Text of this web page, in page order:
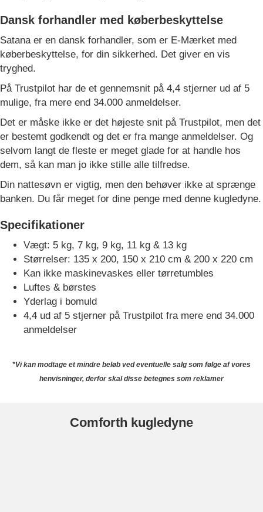
Dansk forhandler med køberbeskyttelse
Satana er en dansk forhandler, som er E-Mærket med
køberbeskyttelse, for din sikkerhed. Det giver en vis
tryghed.
På Trustpilot har de et gennemsnit på 4,4 stjerner ud af 5
mulige, fra mere end 34.000 anmeldelser.
Det er måske ikke er det højeste snit på Trustpilot, men det
er bestemt godkendt og det er fra mange anmeldelser. Og
selvom langt de fleste er meget glade for at handle hos
dem, så kan man jo ikke stille alle tilfredse.
Din nattesøvn er vigtig, men den behøver ikke at sprænge
banken. Du får meget for dine penge med denne kugledyne.
Specifikationer
Vægt: 5 kg, 7 kg, 9 kg, 11 kg & 13 kg
Størrelser: 135 x 200, 150 x 210 cm & 200 x 220 cm
Kan ikke maskinevaskes eller tørretumbles
Luftes & børstes
Yderlag i bomuld
4,4 ud af 5 stjerner på Trustpilot fra mere end 34.000
anmeldelser
*Vi kan modtage et mindre beløb ved eventuelle salg som følge af vores
henvisninger, derfor skal disse betegnes som reklamer
Comforth kugledyne